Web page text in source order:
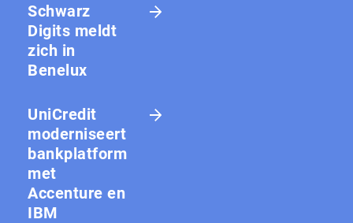
Schwarz
Digits meldt
zich in
Benelux
UniCredit
moderniseert
bankplatform
met
Accenture en
IBM